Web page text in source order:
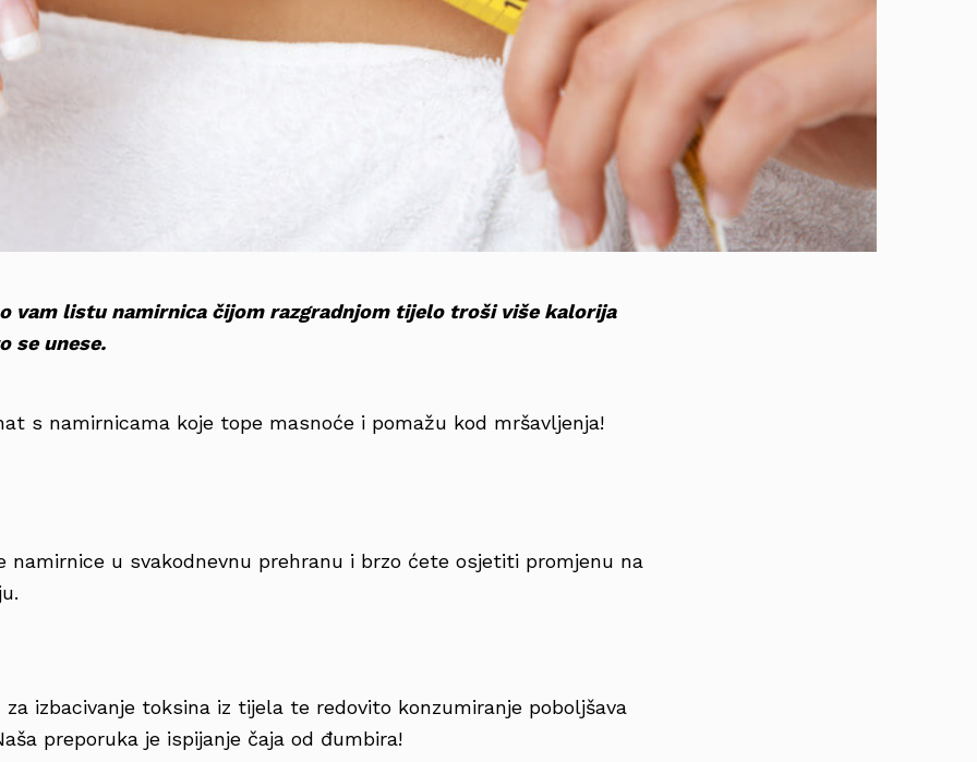
vam listu namirnica čijom razgradnjom tijelo troši više kalorija
se unese.
s namirnicama koje tope masnoće i pomažu kod mršavljenja!
namirnice u svakodnevnu prehranu i brzo ćete osjetiti promjenu na
izbacivanje toksina iz tijela te redovito konzumiranje poboljšava
preporuka je ispijanje čaja od đumbira!